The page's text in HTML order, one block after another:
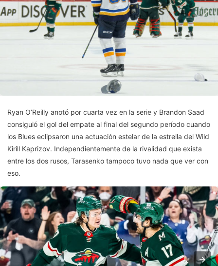
Ryan O’Reilly anotó por cuarta vez en la serie y Brandon Saad
consiguió el gol del empate al final del segundo período cuando
los Blues eclipsaron una actuación estelar de la estrella del Wild
Kirill Kaprizov. Independientemente de la rivalidad que exista
entre los dos rusos, Tarasenko tampoco tuvo nada que ver con
eso.